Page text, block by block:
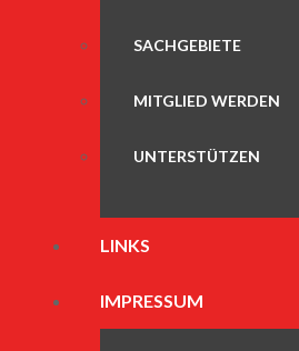
SACHGEBIETE
MITGLIED WERDEN
UNTERSTÜTZEN
LINKS
IMPRESSUM